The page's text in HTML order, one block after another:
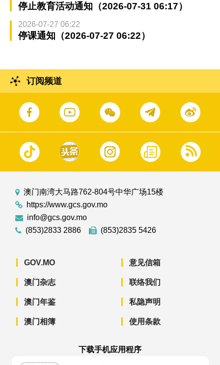
停止教育活动通知（2026-07-31 06:17）
2026-07-27 06:22
停课通知（2026-07-27 06:22）
订阅频道
澳门南湾大马路762-804号中华广场15楼
https://www.gcs.gov.mo
info@gcs.gov.mo
(853)2833 2886
(853)2835 5426
GOV.MO
澳门杂志
澳门年鉴
澳门相簿
意见信箱
联络我们
私隐声明
使用条款
下载手机应用程序